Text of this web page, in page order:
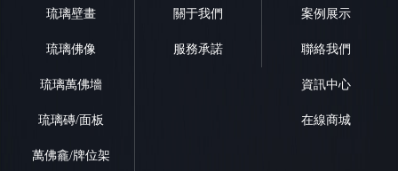
琉璃壁畫
琉璃佛像
琉璃萬佛墻
琉璃磚/面板
萬佛龕/牌位架
關于我們
服務承諾
案例展示
聯絡我們
資訊中心
在線商城